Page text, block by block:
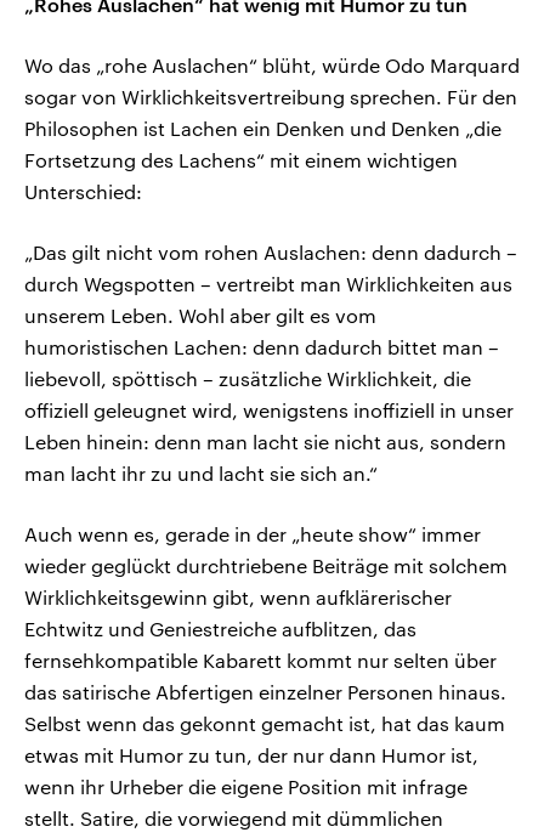
Wo das „rohe Auslachen“ blüht, würde Odo Marquard
sogar von Wirklichkeitsvertreibung sprechen. Für den
Philosophen ist Lachen ein Denken und Denken „die
Fortsetzung des Lachens“ mit einem wichtigen
Unterschied:
„Das gilt nicht vom rohen Auslachen: denn dadurch –
durch Wegspotten – vertreibt man Wirklichkeiten aus
unserem Leben. Wohl aber gilt es vom
humoristischen Lachen: denn dadurch bittet man –
liebevoll, spöttisch – zusätzliche Wirklichkeit, die
offiziell geleugnet wird, wenigstens inoffiziell in unser
Leben hinein: denn man lacht sie nicht aus, sondern
man lacht ihr zu und lacht sie sich an.“
Auch wenn es, gerade in der „heute show“ immer
wieder geglückt durchtriebene Beiträge mit solchem
Wirklichkeitsgewinn gibt, wenn aufklärerischer
Echtwitz und Geniestreiche aufblitzen, das
fernsehkompatible Kabarett kommt nur selten über
das satirische Abfertigen einzelner Personen hinaus.
Selbst wenn das gekonnt gemacht ist, hat das kaum
etwas mit Humor zu tun, der nur dann Humor ist,
wenn ihr Urheber die eigene Position mit infrage
stellt. Satire, die vorwiegend mit dümmlichen